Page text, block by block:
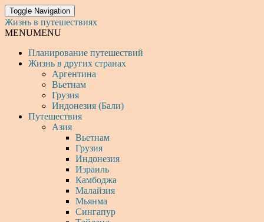
Toggle Navigation
Жизнь в путешествиях
MENUMENU
Планирование путешествий
Жизнь в других странах
Аргентина
Вьетнам
Грузия
Индонезия (Бали)
Путешествия
Азия
Вьетнам
Грузия
Индонезия
Израиль
Камбоджа
Малайзия
Мьянма
Сингапур